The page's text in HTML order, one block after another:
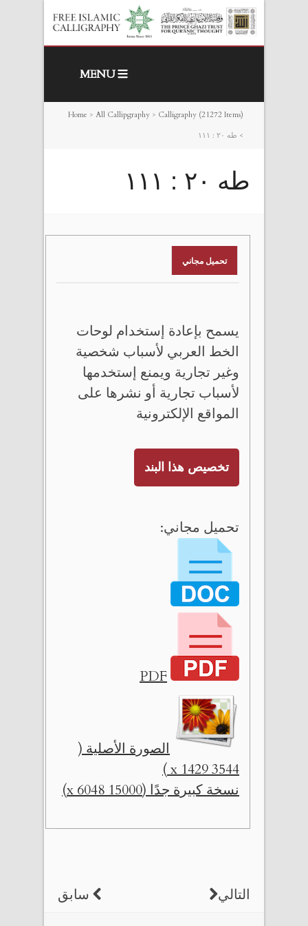
MENU
Home > All Callipgraphy > Calligraphy (21272 Items)
> طه ٢٠ : ١١١
طه ٢٠ : ١١١
تحميل مجاني
يسمح بإعادة إستخدام لوحات
الخط العربي لأسباب شخصية
وغير تجارية ويمنع إستخدمها
لأسباب تجارية أو نشرها على
المواقع الإلكترونية
تخصيص هذا البند
تحميل مجاني:
PDF
الصورة الأصلية (
3544 x 1429 )
نسخة كبيرة جدًا (15000 x 6048)
سابق التالي